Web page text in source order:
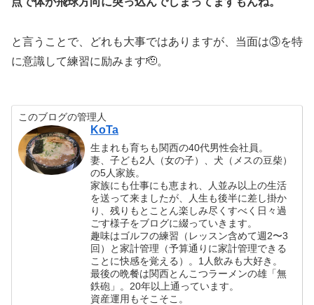
と言うことで、どれも大事ではありますが、当面は③を特
に意識して練習に励みます🫡。
このブログの管理人
KoTa
生まれも育ちも関西の40代男性会社員。
妻、子ども2人（女の子）、犬（メスの豆柴）
の5人家族。
家族にも仕事にも恵まれ、人並み以上の生活
を送って来ましたが、人生も後半に差し掛か
り、残りもとことん楽しみ尽くすべく日々過
ごす様子をブログに綴っていきます。
趣味はゴルフの練習（レッスン含めて週2〜3
回）と家計管理（予算通りに家計管理できる
ことに快感を覚える）。1人飲みも大好き。
最後の晩餐は関西とんこつラーメンの雄「無
鉄砲」。20年以上通っています。
資産運用もそこそこ。